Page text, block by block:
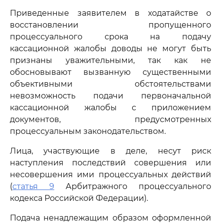
Приведенные заявителем в ходатайстве о
восстановлении пропущенного
процессуального срока на подачу
кассационной жалобы доводы не могут быть
признаны уважительными, так как не
обосновывают вызванную существенными
объективными обстоятельствами
невозможность подачи первоначальной
кассационной жалобы с приложением
документов, предусмотренных
процессуальным законодательством.
Лица, участвующие в деле, несут риск
наступления последствий совершения или
несовершения ими процессуальных действий
(статья 9 Арбитражного процессуального
кодекса Российской Федерации).
Подача ненадлежащим образом оформленной